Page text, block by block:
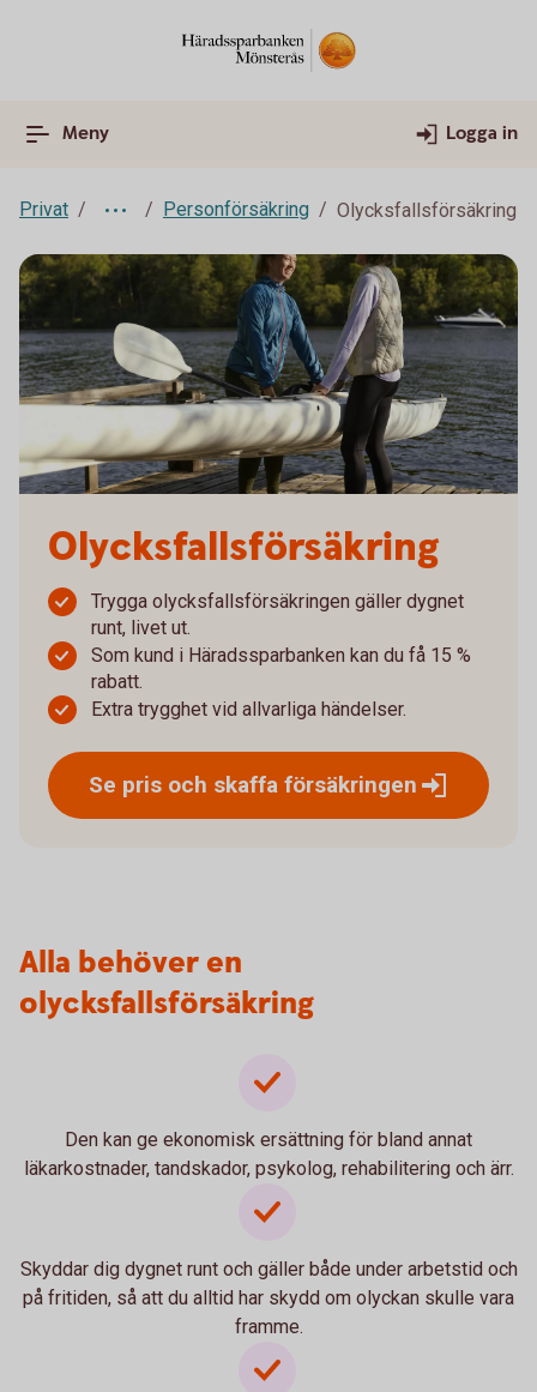
Meny Logga in
Privat Personförsäkring Olycksfallsförsäkring
Olycksfalls­försäkring
Trygga olycksfallsförsäkringen gäller dygnet
runt, livet ut.
Som kund i Häradssparbanken kan du få 15 %
rabatt.
Extra trygghet vid allvarliga händelser.
Se pris och skaffa försäkringen
Alla behöver en
olycksfallsförsäkring
Den kan ge ekonomisk ersättning för bland annat
läkarkostnader, tandskador, psykolog, rehabilitering och ärr.
Skyddar dig dygnet runt och gäller både under arbetstid och
på fritiden, så att du alltid har skydd om olyckan skulle vara
framme.